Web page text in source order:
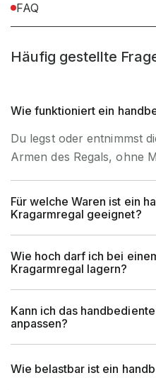
Regaltyp
Abrollsicherung
Garantiezeit
Brancheneignung
Bedienart
Montageart
Anlieferart
FAQ
Häufig gestellte
Wie funktioniert ein
Du legst oder entnimmst
Armen des Regals, ohne
Für welche Waren ist ein
Kragarmregal geeignet?
Wie hoch darf ich bei
Kragarmregal lagern?
Kann ich das
anpassen?
Wie belastbar ist ein